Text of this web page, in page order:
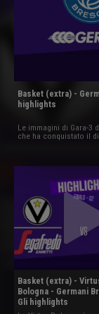
Basket (extra) -
highlights
Le immagini di Gara-3
che ha conquistato il
Basket (extra) -
Bologna - Germani
Gli highlights